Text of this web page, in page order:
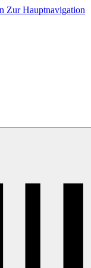
Zur Hauptnavigation